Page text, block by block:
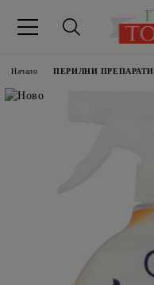
Начало ПЕРИЛНИ ПРЕПАРАТИ